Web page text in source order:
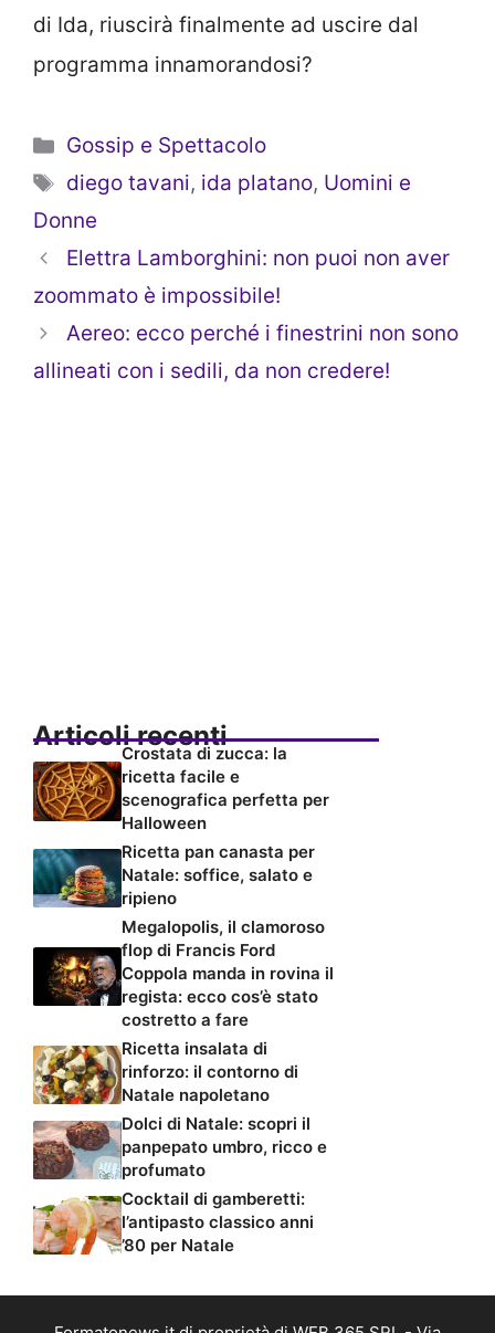
di Ida, riuscirà finalmente ad uscire dal
programma innamorandosi?
Categorie
Gossip e Spettacolo
Tag
diego tavani, ida platano, Uomini e
Donne
Elettra Lamborghini: non puoi non aver
zoommato è impossibile!
Aereo: ecco perché i finestrini non sono
allineati con i sedili, da non credere!
Articoli recenti
Crostata di zucca: la
ricetta facile e
scenografica perfetta per
Halloween
Ricetta pan canasta per
Natale: soffice, salato e
ripieno
Megalopolis, il clamoroso
flop di Francis Ford
Coppola manda in rovina il
regista: ecco cos’è stato
costretto a fare
Ricetta insalata di
rinforzo: il contorno di
Natale napoletano
Dolci di Natale: scopri il
panpepato umbro, ricco e
profumato
Cocktail di gamberetti:
l’antipasto classico anni
’80 per Natale